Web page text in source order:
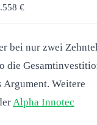
€
bei nur zwei
die
Argument. Weitere
Alpha Innotec